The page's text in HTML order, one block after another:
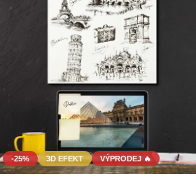
-25% 3D EFEKT VÝPRODEJ 🔥